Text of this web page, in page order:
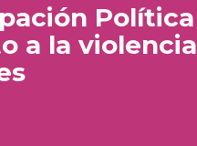
Política
a la violencia